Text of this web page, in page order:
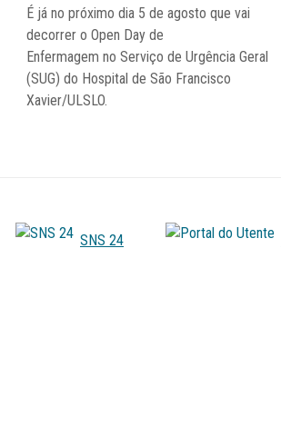
É já no próximo dia 5 de agosto que vai
decorrer o Open Day de
Enfermagem no Serviço de Urgência Geral
(SUG) do Hospital de São Francisco
Xavier/ULSLO.
SNS 24